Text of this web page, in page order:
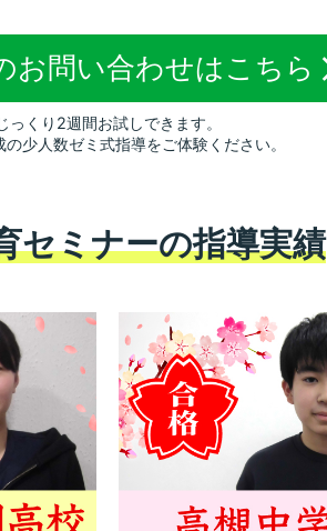
お問い合わせはこちら
っくり2週間お試しできます。
の少人数ゼミ式指導をご体験ください。
セミナーの指導実績